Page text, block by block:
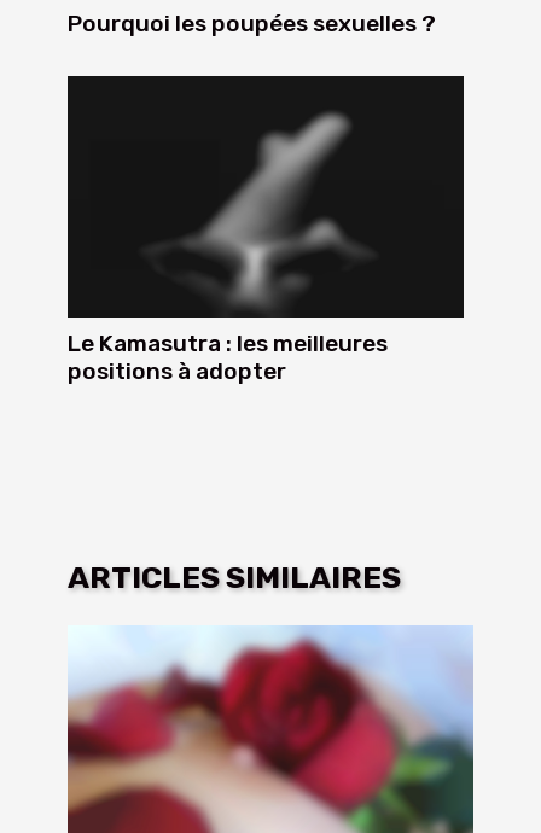
Pourquoi les poupées sexuelles ?
Le Kamasutra : les meilleures
positions à adopter
ARTICLES SIMILAIRES